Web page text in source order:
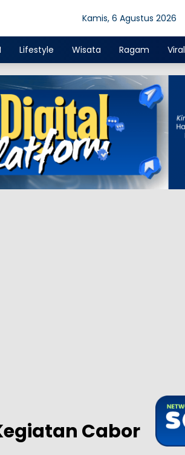
Kamis, 6 Agustus 2026
Lifestyle Wisata Ragam Viral
Cabor